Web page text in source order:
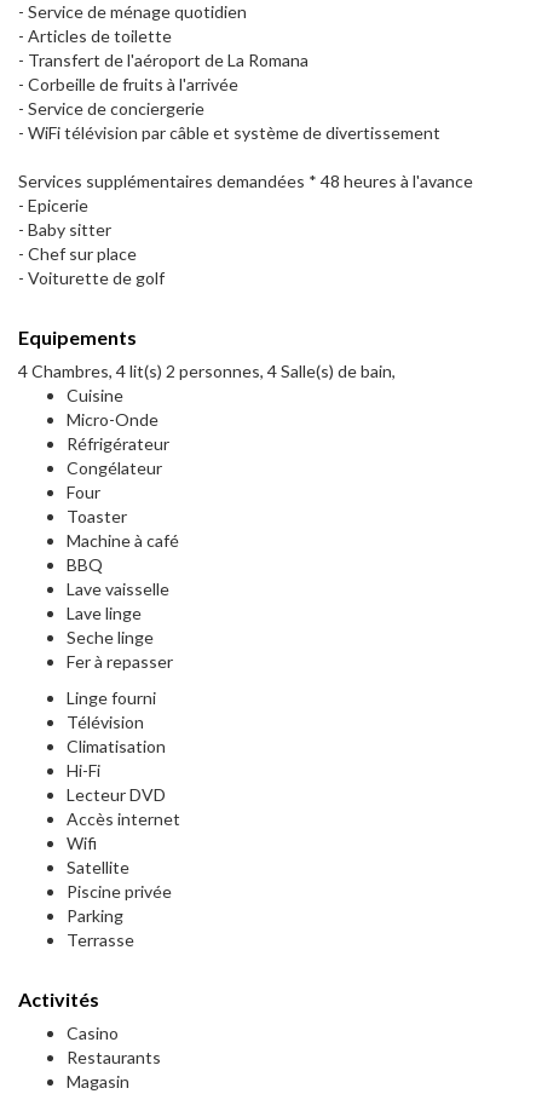
- Service de ménage quotidien
- Articles de toilette
- Transfert de l'aéroport de La Romana
- Corbeille de fruits à l'arrivée
- Service de conciergerie
- WiFi télévision par câble et système de divertissement
Services supplémentaires demandées * 48 heures à l'avance
- Epicerie
- Baby sitter
- Chef sur place
- Voiturette de golf
Equipements
4 Chambres, 4 lit(s) 2 personnes, 4 Salle(s) de bain,
Cuisine
Micro-Onde
Réfrigérateur
Congélateur
Four
Toaster
Machine à café
BBQ
Lave vaisselle
Lave linge
Seche linge
Fer à repasser
Linge fourni
Télévision
Climatisation
Hi-Fi
Lecteur DVD
Accès internet
Wifi
Satellite
Piscine privée
Parking
Terrasse
Activités
Casino
Restaurants
Magasin